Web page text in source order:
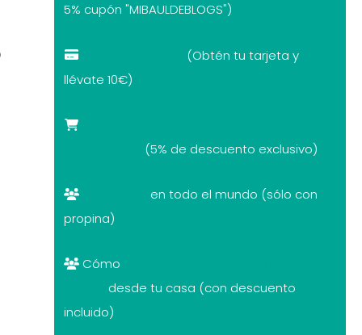
5% cupón "MIBAULDEBLOGS")
(Obtén tu tarjeta y
llévate 10€)
(5% de descuento exclusivo)
en todo el mundo (sólo con
propina)
Cómo
desde tu casa (con descuento
incluido)